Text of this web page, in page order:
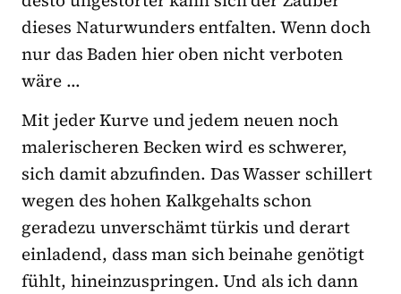
dieses Naturwunders entfalten. Wenn doch
nur das Baden hier oben nicht verboten
wäre …
Mit jeder Kurve und jedem neuen noch
malerischeren Becken wird es schwerer,
sich damit abzufinden. Das Wasser schillert
wegen des hohen Kalkgehalts schon
geradezu unverschämt türkis und derart
einladend, dass man sich beinahe genötigt
fühlt, hineinzuspringen. Und als ich dann